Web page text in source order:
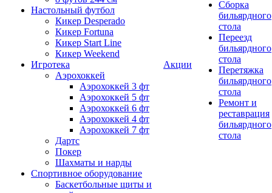
Настольный футбол
Кикер Desperado
Кикер Fortuna
Кикер Start Line
Кикер Weekend
Игротека
Аэрохоккей
Аэрохоккей 3 фт
Аэрохоккей 5 фт
Аэрохоккей 6 фт
Аэрохоккей 4 фт
Аэрохоккей 7 фт
Дартс
Покер
Шахматы и нарды
Спортивное оборудование
Баскетбольные щиты и
Акции
Сборка
бильярдного
стола
Переезд
бильярдного
стола
Перетяжка
бильярдного
стола
Ремонт и
реставрация
бильярдного
стола